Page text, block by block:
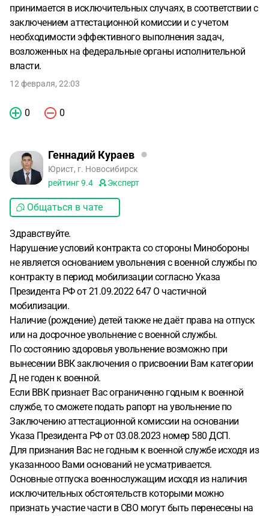
принимается в исключительных случаях, в соответствии с
заключением аттестационной комиссии и с учетом
необходимости эффективного выполнения задач,
возложенных на федеральные органы исполнительной
власти.
12 февраля, 22:03
0 0
Геннадий Кураев
Юрист, г. Новосибирск
рейтинг9.4 Эксперт
Общаться в чате
Здравствуйте.
Нарушение условий контракта со стороны Минобороны
не является основанием увольнения с военной службы по
контракту в период мобилизации согласно Указа
Президента РФ от 21.09.2022 647 О частичной
мобилизации.
Наличие (рождение) детей также не даёт права на отпуск
или на досрочное увольнение с военной службы.
По состоянию здоровья увольнение возможно при
вынесении ВВК заключения о присвоении Вам категории
Д не годен к военной.
Если ВВК признает Вас ограниченно годным к военной
службе, то сможете подать рапорт на увольнение по
Заключению аттестационной комиссии на основании
Указа Президента РФ от 03.08.2023 номер 580 ДСП.
Для признания Вас не годным к военной службе исходя из
указаннооо Вами оснований не усматривается.
Основные отпуска военнослужащим исходя из наличия
исключительных обстоятельств которыми можно
признать участие части в СВО могут быть перенесены на